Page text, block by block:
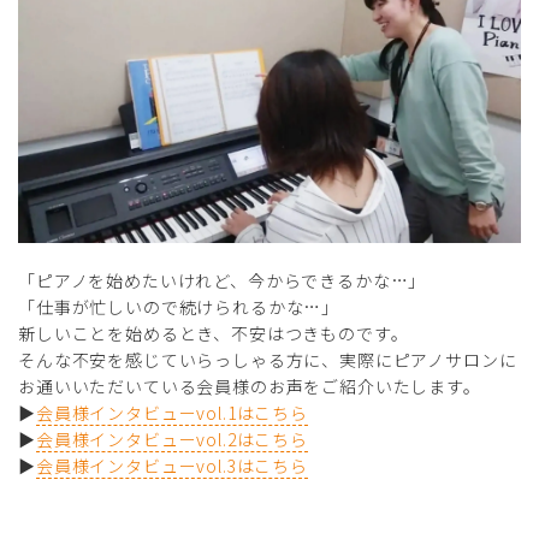
「ピアノを始めたいけれど、今からできるかな…」
「仕事が忙しいので続けられるかな…」
新しいことを始めるとき、不安はつきものです。
そんな不安を感じていらっしゃる方に、実際にピアノサロンに
お通いいただいている会員様のお声をご紹介いたします。
▶会員様インタビューvol.1はこちら
▶会員様インタビューvol.2はこちら
▶会員様インタビューvol.3はこちら